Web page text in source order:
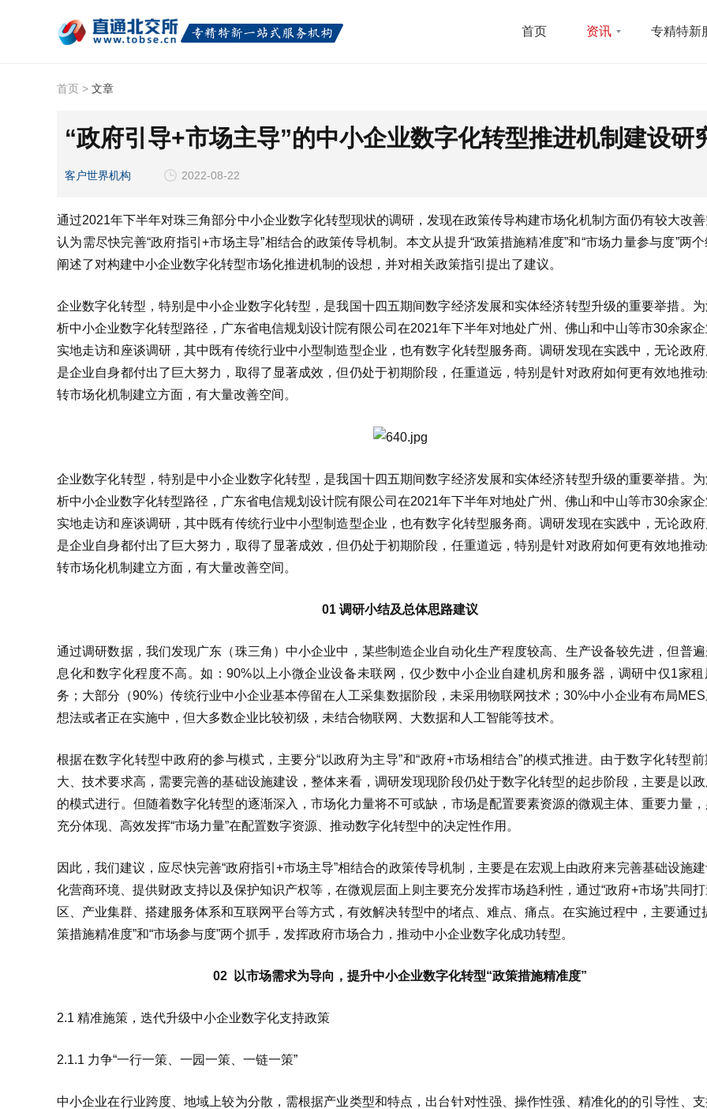
首页 资讯 专精特新
首页 > 文章
“政府引导+市场主导”的中小企业数字化转型推进机制建设研
客户世界机构 2022-08-22
通过2021年下半年对珠三角部分中小企业数字化转型现状的调研，发现在政策传导构建市场化机制方面仍有较大改
认为需尽快完善“政府指引+市场主导”相结合的政策传导机制。本文从提升“政策措施精准度”和“市场力量参与度”两
阐述了对构建中小企业数字化转型市场化推进机制的设想，并对相关政策指引提出了建议。
企业数字化转型，特别是中小企业数字化转型，是我国十四五期间数字经济发展和实体经济转型升级的重要举措。
析中小企业数字化转型路径，广东省电信规划设计院有限公司在2021年下半年对地处广州、佛山和中山等市30余家
实地走访和座谈调研，其中既有传统行业中小型制造型企业，也有数字化转型服务商。调研发现在实践中，无论政
是企业自身都付出了巨大努力，取得了显著成效，但仍处于初期阶段，任重道远，特别是针对政府如何更有效地推
转市场化机制建立方面，有大量改善空间。
企业数字化转型，特别是中小企业数字化转型，是我国十四五期间数字经济发展和实体经济转型升级的重要举措。
析中小企业数字化转型路径，广东省电信规划设计院有限公司在2021年下半年对地处广州、佛山和中山等市30余家
实地走访和座谈调研，其中既有传统行业中小型制造型企业，也有数字化转型服务商。调研发现在实践中，无论政
是企业自身都付出了巨大努力，取得了显著成效，但仍处于初期阶段，任重道远，特别是针对政府如何更有效地推
转市场化机制建立方面，有大量改善空间。
01 调研小结及总体思路建议
通过调研数据，我们发现广东（珠三角）中小企业中，某些制造企业自动化生产程度较高、生产设备较先进，但普
息化和数字化程度不高。如：90%以上小微企业设备未联网，仅少数中小企业自建机房和服务器，调研中仅1家
务；大部分（90%）传统行业中小企业基本停留在人工采集数据阶段，未采用物联网技术；30%中小企业有布局
想法或者正在实施中，但大多数企业比较初级，未结合物联网、大数据和人工智能等技术。
根据在数字化转型中政府的参与模式，主要分“以政府为主导”和“政府+市场相结合”的模式推进。由于数字化转型
大、技术要求高，需要完善的基础设施建设，整体来看，调研发现现阶段仍处于数字化转型的起步阶段，主要是以
的模式进行。但随着数字化转型的逐渐深入，市场化力量将不可或缺，市场是配置要素资源的微观主体、重要力量
充分体现、高效发挥“市场力量”在配置数字资源、推动数字化转型中的决定性作用。
因此，我们建议，应尽快完善“政府指引+市场主导”相结合的政策传导机制，主要是在宏观上由政府来完善基础设施
化营商环境、提供财政支持以及保护知识产权等，在微观层面上则主要充分发挥市场趋利性，通过“政府+市场”共同
区、产业集群、搭建服务体系和互联网平台等方式，有效解决转型中的堵点、难点、痛点。在实施过程中，主要通过
策措施精准度”和“市场参与度”两个抓手，发挥政府市场合力，推动中小企业数字化成功转型。
02 以市场需求为导向，提升中小企业数字化转型“政策措施精准度”
2.1 精准施策，迭代升级中小企业数字化支持政策
2.1.1 力争“一行一策、一园一策、一链一策”
中小企业在行业跨度、地域上较为分散，需根据产业类型和特点，出台针对性强、操作性强、精准化的的引导性、